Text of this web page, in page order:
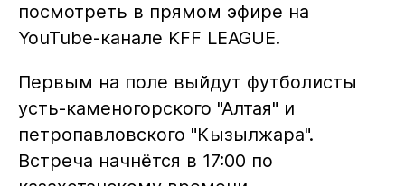
посмотреть в прямом эфире на
YouTube-канале KFF LEAGUE.
Первым на поле выйдут футболисты
усть-каменогорского "Алтая" и
петропавловского "Кызылжара".
Встреча начнётся в 17:00 по